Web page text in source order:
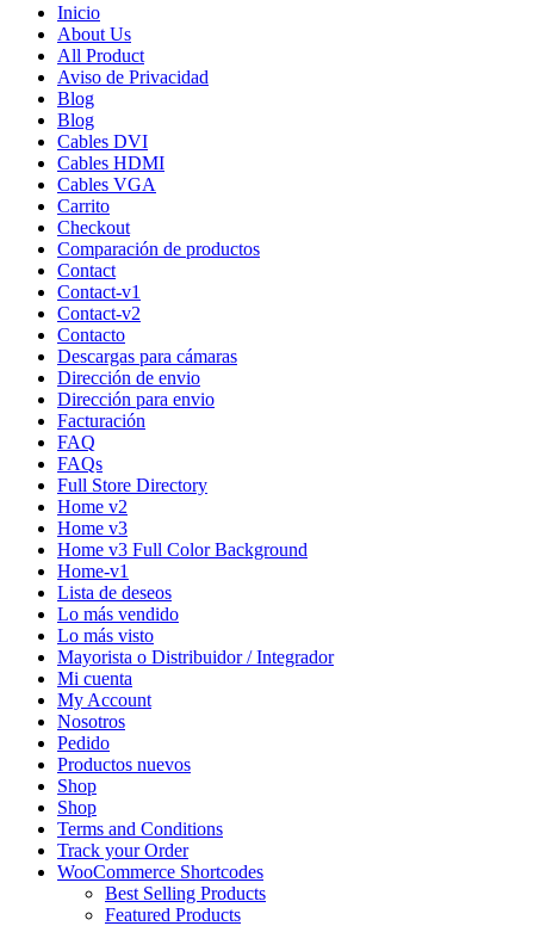
Inicio
About Us
All Product
Aviso de Privacidad
Blog
Blog
Cables DVI
Cables HDMI
Cables VGA
Carrito
Checkout
Comparación de productos
Contact
Contact-v1
Contact-v2
Contacto
Descargas para cámaras
Dirección de envio
Dirección para envio
Facturación
FAQ
FAQs
Full Store Directory
Home v2
Home v3
Home v3 Full Color Background
Home-v1
Lista de deseos
Lo más vendido
Lo más visto
Mayorista o Distribuidor / Integrador
Mi cuenta
My Account
Nosotros
Pedido
Productos nuevos
Shop
Shop
Terms and Conditions
Track your Order
WooCommerce Shortcodes
Best Selling Products
Featured Products